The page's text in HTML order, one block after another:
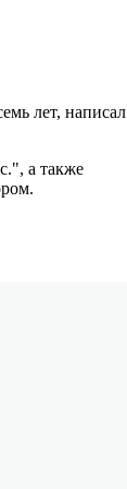
лет, написал
а также